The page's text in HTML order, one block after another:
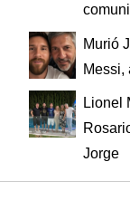
Murió
Messi,
Lionel
Jorge